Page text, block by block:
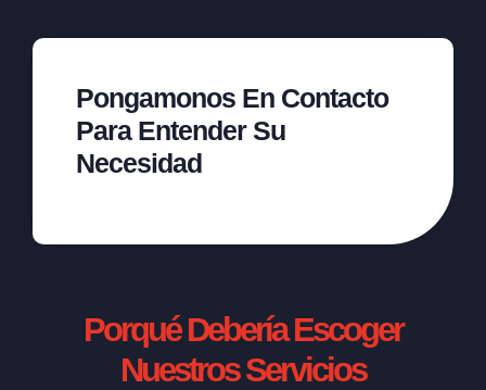
Pongamonos En Contacto
Para Entender Su
Necesidad
Porqué Debería Escoger
Nuestros Servicios